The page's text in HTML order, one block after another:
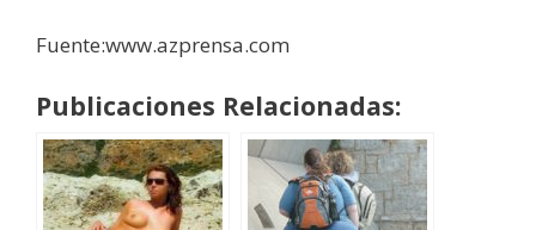
Fuente:www.azprensa.com
Publicaciones Relacionadas: